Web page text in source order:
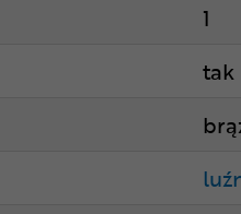
1
tak